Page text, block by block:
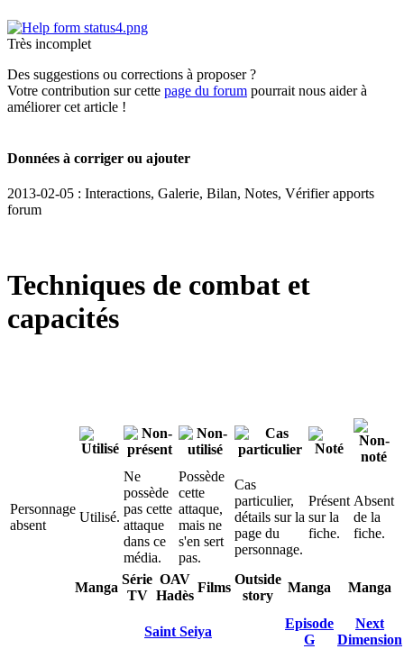
Très incomplet
Des suggestions ou corrections à proposer ?
Votre contribution sur cette page du forum pourrait nous aider à
améliorer cet article !
Données à corriger ou ajouter
2013-02-05 : Interactions, Galerie, Bilan, Notes, Vérifier apports
forum
Techniques de combat et
capacités
Personnage
absent
Utilisé.
Ne
possède
pas cette
attaque
dans ce
média.
Possède
cette
attaque,
mais ne
s'en sert
pas.
Cas
particulier,
détails sur la
page du
personnage.
Présent
sur la
fiche.
Absent
de la
fiche.
Manga
Série
TV
OAV
Hadès
Films
Outside
story
Manga Manga
Saint Seiya
Episode
G
Next
Dimension